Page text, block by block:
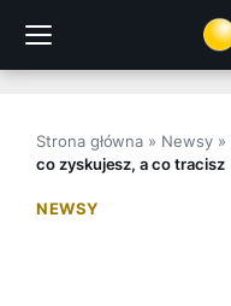
treści
Strona główna » Newsy»
co zyskujesz, a co tracisz
NEWSY